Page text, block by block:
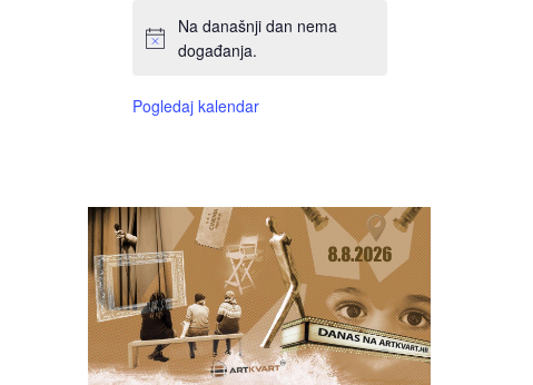
Na današnji dan nema
događanja.
Pogledaj kalendar